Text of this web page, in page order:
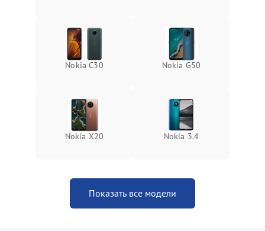
Nokia C30 Nokia G50
Nokia X20 Nokia 3.4
Показать все модели